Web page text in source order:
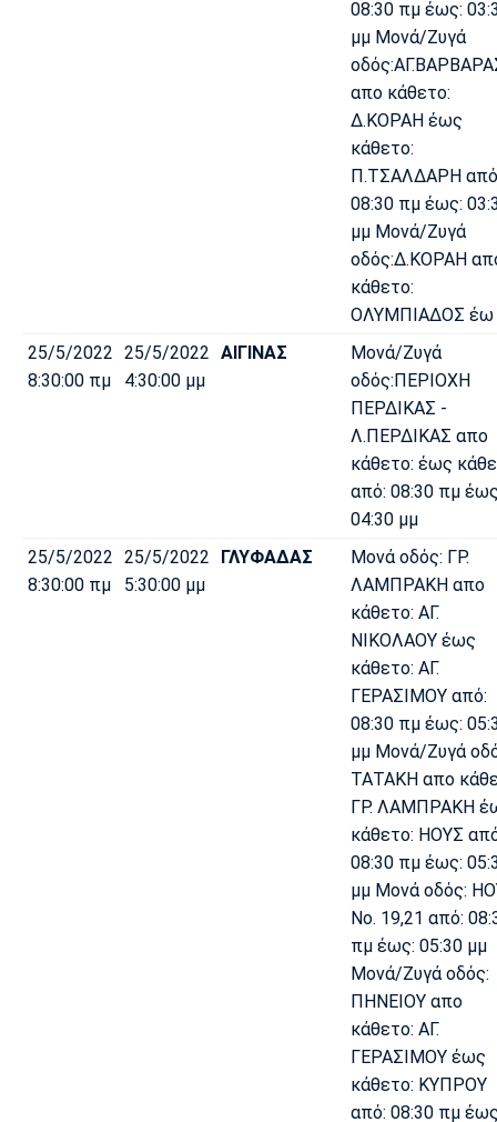
08:30 πμ έως:
μμ Μονά/Ζυγά
απο κάθετο:
Δ.ΚΟΡΑΗ έως
κάθετο:
Π.ΤΣΑΛΔΑΡΗ
08:30 πμ έως:
μμ Μονά/Ζυγά
οδός:Δ.ΚΟΡΑΗ
κάθετο:
ΟΛΥΜΠΙΑΔΟΣ έω
25/5/2022
8:30:00 πμ
25/5/2022
4:30:00 μμ
ΑΙΓΙΝΑΣ
Μονά/Ζυγά
οδός:ΠΕΡΙΟΧΗ
ΠΕΡΔΙΚΑΣ -
Λ.ΠΕΡΔΙΚΑΣ απο
κάθετο: έως
από: 08:30 πμ
04:30 μμ
25/5/2022
8:30:00 πμ
25/5/2022
5:30:00 μμ
ΓΛΥΦΑΔΑΣ
Μονά οδός: ΓΡ.
ΛΑΜΠΡΑΚΗ απο
κάθετο: ΑΓ.
ΝΙΚΟΛΑΟΥ έως
κάθετο: ΑΓ.
ΓΕΡΑΣΙΜΟΥ από:
08:30 πμ έως:
μμ Μονά/Ζυγά
ΤΑΤΑΚΗ απο
ΓΡ. ΛΑΜΠΡΑΚΗ
κάθετο: ΗΟΥΣ
08:30 πμ έως:
μμ Μονά οδός:
Νο. 19,21 από:
πμ έως: 05:30 μμ
Μονά/Ζυγά οδός:
ΠΗΝΕΙΟΥ απο
κάθετο: ΑΓ.
ΓΕΡΑΣΙΜΟΥ έως
κάθετο: ΚΥΠΡΟΥ
από: 08:30 πμ